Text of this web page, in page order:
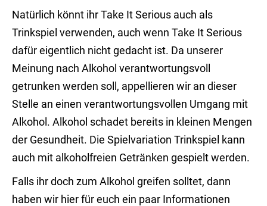
Natürlich könnt ihr Take It Serious auch als
Trinkspiel verwenden, auch wenn Take It Serious
dafür eigentlich nicht gedacht ist. Da unserer
Meinung nach Alkohol verantwortungsvoll
getrunken werden soll, appellieren wir an dieser
Stelle an einen verantwortungsvollen Umgang mit
Alkohol. Alkohol schadet bereits in kleinen Mengen
der Gesundheit. Die Spielvariation Trinkspiel kann
auch mit alkoholfreien Getränken gespielt werden.
Falls ihr doch zum Alkohol greifen solltet, dann
haben wir hier für euch ein paar Informationen